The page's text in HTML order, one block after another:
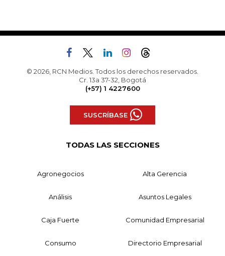
© 2026, RCN Medios. Todos los derechos reservados.
Cr. 13a 37-32, Bogotá
(+57) 1 4227600
SUSCRÍBASE
TODAS LAS SECCIONES
Agronegocios Alta Gerencia
Análisis Asuntos Legales
Caja Fuerte Comunidad Empresarial
Consumo Directorio Empresarial